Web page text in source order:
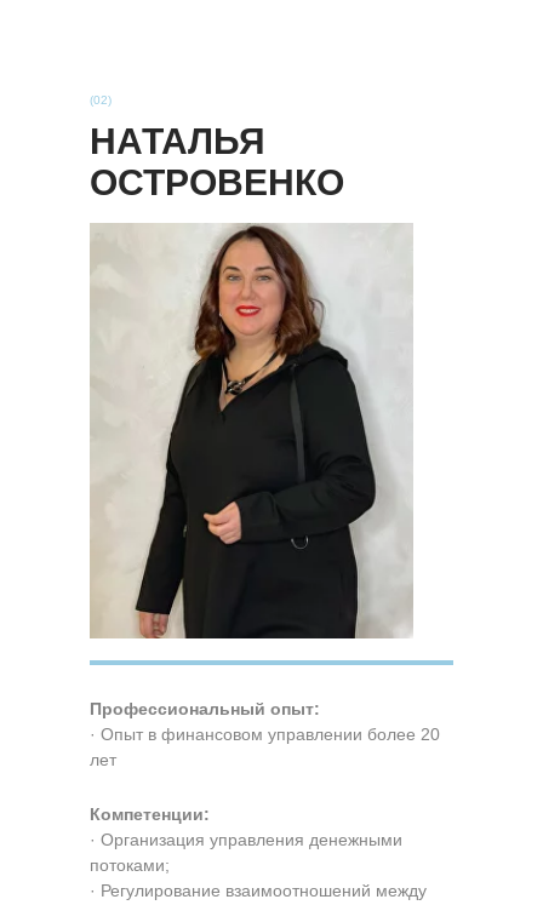
НАТАЛЬЯ
ОСТРОВЕНКО
(02)
Профессиональный опыт:
· Опыт в финансовом управлении более 20
лет
Компетенции:
· Организация управления денежными
потоками;
· Регулирование взаимоотношений между